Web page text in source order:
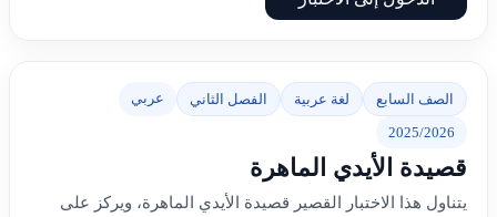
الصف السابع لغة عربية الفصل الثاني عربي
2025/2026
قصيدة الأيدي الماهرة
يتناول هذا الاختبار القصير قصيدة الأيدي الماهرة، ويركز على